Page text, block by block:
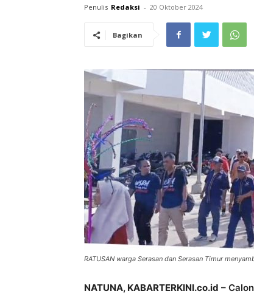
Penulis Redaksi - 20 Oktober 2024
Bagikan
RATUSAN warga Serasan dan Serasan Timur
NATUNA, KABARTERKINI.co.id –